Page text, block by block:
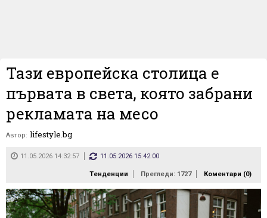
Тази европейска столица е
първата в света, която забрани
рекламата на месо
Автор: lifestyle.bg
11.05.2026 14:32:57 11.05.2026 15:42:00
Тенденции Прегледи: 1727 Коментари (0)